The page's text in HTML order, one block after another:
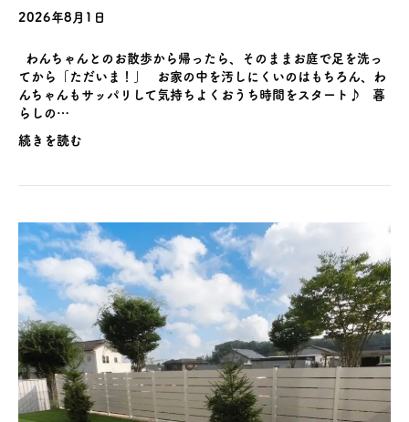
2026年8月1日
わんちゃんとのお散歩から帰ったら、そのままお庭で足を洗っ
てから「ただいま！」 お家の中を汚しにくいのはもちろん、わ
んちゃんもサッパリして気持ちよくおうち時間をスタート♪ 暮
らしの…
続きを読む